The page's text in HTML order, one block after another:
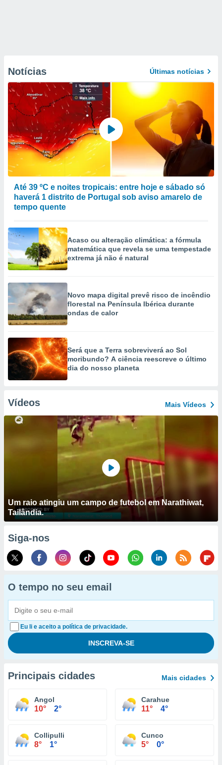
Notícias Últimas notícias
Até 39 ºC e noites tropicais: entre hoje e sábado só
haverá 1 distrito de Portugal sob aviso amarelo de
tempo quente
Acaso ou alteração climática: a fórmula
matemática que revela se uma tempestade
extrema já não é natural
Novo mapa digital prevê risco de incêndio
florestal na Península Ibérica durante
ondas de calor
Será que a Terra sobreviverá ao Sol
moribundo? A ciência reescreve o último
dia do nosso planeta
Vídeos Mais Vídeos
Um raio atingiu um campo de futebol em Narathiwat,
Tailândia.
Siga-nos
O tempo no seu email
Eu li e aceito a política de privacidade.
Principais cidades Mais cidades
Angol
10° 2°
Carahue
11° 4°
Collipulli
8° 1°
Cunco
5° 0°